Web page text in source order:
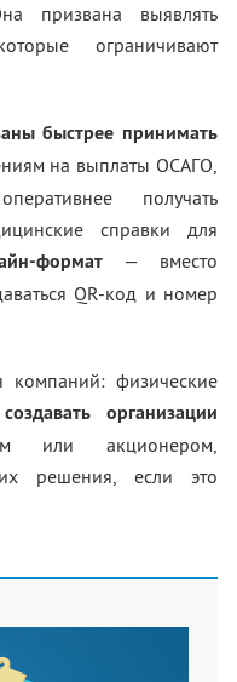
призвана выявлять
ограничивают
быстрее принимать
на выплаты ОСАГО,
получать
справки для
формат
— вместо
QR-код и номер
компаний: физические
организации
или акционером,
решения, если это